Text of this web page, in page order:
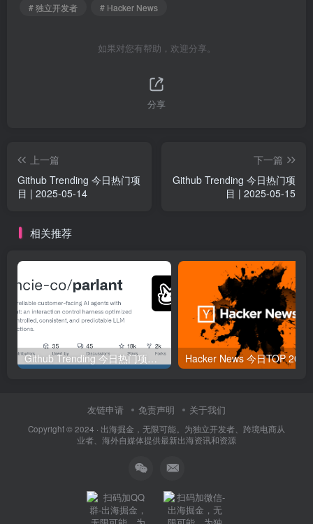
# 独立开发者
# Hacker News
如果对您有帮助，欢迎分享。
分享
上一篇
Github Trending 今日热门项
目 | 2025-05-14
下一篇
Github Trending 今日热门项
目 | 2025-05-15
相关推荐
Github Trending 今日热门项目 | 2025-09-06
友链申请 免责声明 关于我们
Copyright © 2024 · 出海掘金，无限可能。为独立开发者、跨境电商从
业者、海外自媒体提供最新出海资讯和资源